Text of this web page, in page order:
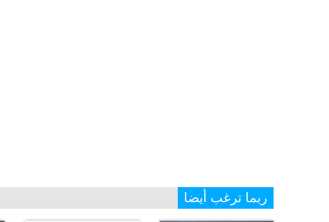
ربما ترغب أيضا